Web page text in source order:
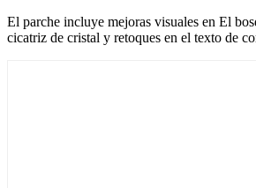
El parche incluye mejoras visuales en El
cicatriz de cristal y retoques en el texto de